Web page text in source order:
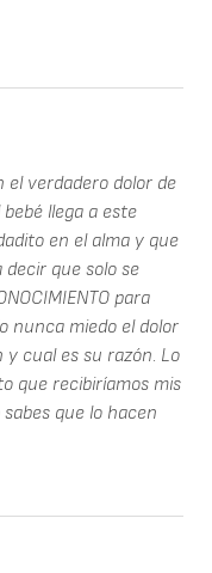
el verdadero dolor de
llega a este
en el alma y que
que solo se
para
nunca miedo el dolor
y cual es su razón. Lo
que recibiríamos mis
que lo hacen